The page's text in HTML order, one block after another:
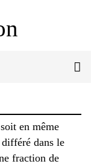
en même
différé dans le
fraction de